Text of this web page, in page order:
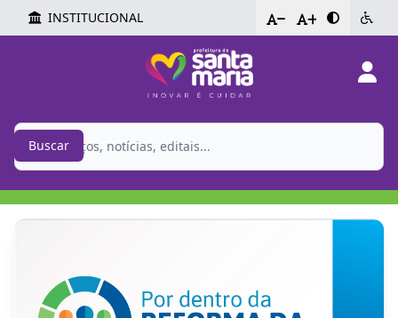
INSTITUCIONAL - +
Buscar